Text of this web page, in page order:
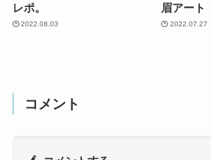
レポ。
2022.08.03
眉アート
2022.07.27
コメント